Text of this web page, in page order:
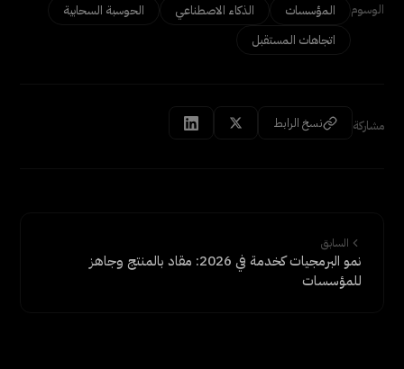
الوسوم المؤسسات الذكاء الاصطناعي
الحوسبة السحابية
اتجاهات المستقبل
مشاركة نسخ الرابط
السابق
نمو البرمجيات كخدمة في 2026: مقاد بالمنتج وجاهز
للمؤسسات